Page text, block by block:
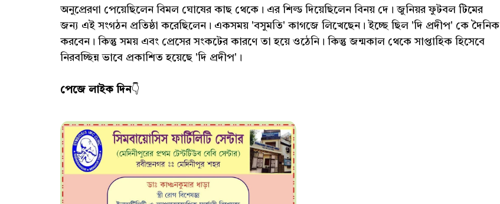
অনুপ্রেরণা পেয়েছিলেন বিমল ঘোষের কাছ থেকে। এর শিল্ড দিয়েছিলেন বিনয় দে। জুনিয়র ফুটবল টিমের
জন্য এই সংগঠন প্রতিষ্ঠা করেছিলেন। একসময় 'বসুমতি' কাগজে লিখেছেন। ইচ্ছে ছিল 'দি প্রদীপ' কে দৈনিক
করবেন। কিন্তু সময় এবং প্রেসের সংকটের কারণে তা হয়ে ওঠেনি। কিন্তু জন্মকাল থেকে সাপ্তাহিক হিসেবে
নিরবচ্ছিন্ন ভাবে প্রকাশিত হয়েছে 'দি প্রদীপ'।
পেজে লাইক দিন👇